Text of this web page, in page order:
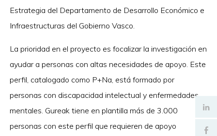
Estrategia del Departamento de Desarrollo Económico e
Infraestructuras del Gobierno Vasco.
La prioridad en el proyecto es focalizar la investigación en
ayudar a personas con altas necesidades de apoyo. Este
perfil, catalogado como P+Na, está formado por
personas con discapacidad intelectual y enfermedades
mentales. Gureak tiene en plantilla más de 3.000
personas con este perfil que requieren de apoyo